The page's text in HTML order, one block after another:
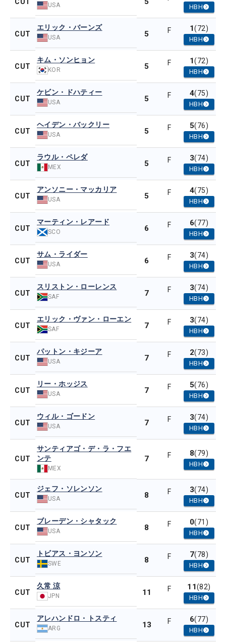
CUT USA HBH
CUT
エリック・バーンズ
USA 5 F 1(72)
HBH
CUT
キム・ソンヒョン
KOR 5 F 1(72)
HBH
CUT
ケビン・ドハティー
USA 5 F 4(75)
HBH
CUT
ヘイデン・バックリー
USA 5 F 5(76)
HBH
CUT
ラウル・ペレダ
MEX 5 F 3(74)
HBH
CUT
アンソニー・マッカリア
USA 5 F 4(75)
HBH
CUT
マーティン・レアード
SCO 6 F 6(77)
HBH
CUT
サム・ライダー
USA 6 F 3(74)
HBH
CUT
スリストン・ローレンス
SAF 7 F 3(74)
HBH
CUT
エリック・ヴァン・ローエン
SAF 7 F 3(74)
HBH
CUT
パットン・キジーア
USA 7 F 2(73)
HBH
CUT
リー・ホッジス
USA 7 F 5(76)
HBH
CUT
ウィル・ゴードン
USA 7 F 3(74)
HBH
CUT
サンティアゴ・デ・ラ・フエ
ンテ
MEX
7 F 8(79)
HBH
CUT
ジェフ・ソレンソン
USA 8 F 3(74)
HBH
CUT
ブレーデン・シャタック
USA 8 F 0(71)
HBH
CUT
トビアス・ヨンソン
SWE 8 F 7(78)
HBH
CUT
久常 涼
JPN 11 F 11(82)
HBH
CUT
アレハンドロ・トスティ
ARG 13 F 6(77)
HBH